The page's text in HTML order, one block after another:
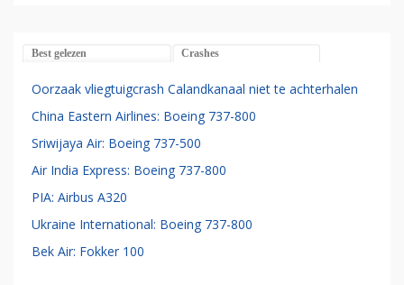
Best gelezen Crashes
Oorzaak vliegtuigcrash Calandkanaal niet te achterhalen
China Eastern Airlines: Boeing 737-800
Sriwijaya Air: Boeing 737-500
Air India Express: Boeing 737-800
PIA: Airbus A320
Ukraine International: Boeing 737-800
Bek Air: Fokker 100